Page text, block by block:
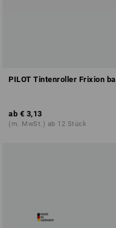
PILOT Tintenroller Frixion ball
ab € 3,13
(m. MwSt.) ab 12 Stück